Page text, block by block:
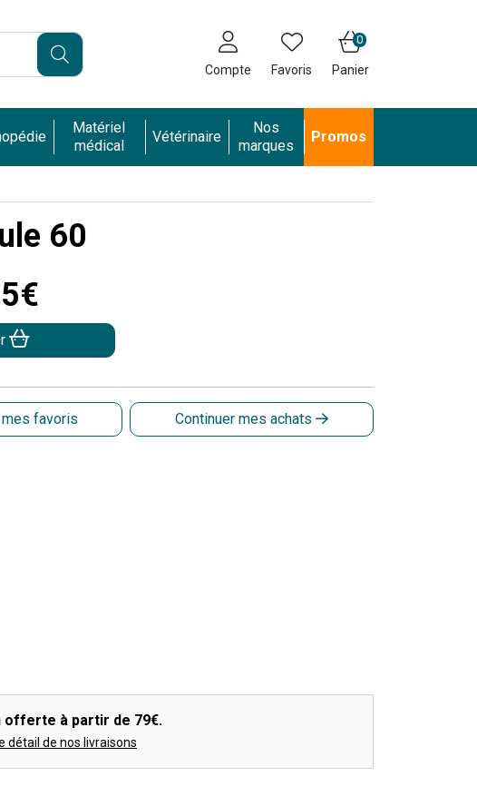
Compte Favoris Panier
0
Matériel
médical
Vétérinaire
Nos
marques
Promos
60
€
favoris Continuer mes achats
offerte à partir de 79€.
détail de nos livraisons